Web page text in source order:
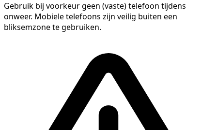
Gebruik bij voorkeur geen (vaste) telefoon tijdens
onweer. Mobiele telefoons zijn veilig buiten een
bliksemzone te gebruiken.